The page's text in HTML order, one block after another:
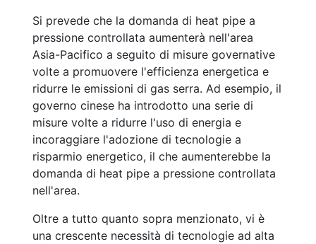
Si prevede che la domanda di heat pipe a
pressione controllata aumenterà nell'area
Asia-Pacifico a seguito di misure governative
volte a promuovere l'efficienza energetica e
ridurre le emissioni di gas serra. Ad esempio, il
governo cinese ha introdotto una serie di
misure volte a ridurre l'uso di energia e
incoraggiare l'adozione di tecnologie a
risparmio energetico, il che aumenterebbe la
domanda di heat pipe a pressione controllata
nell'area.
Oltre a tutto quanto sopra menzionato, vi è
una crescente necessità di tecnologie ad alta